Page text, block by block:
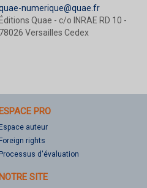
numerique@quae.fr
Éditions Quae - c/o INRAE RD 10 -
78026 Versailles Cedex
ESPACE PRO
Espace auteur
Foreign rights
Processus d'évaluation
NOTRE SITE